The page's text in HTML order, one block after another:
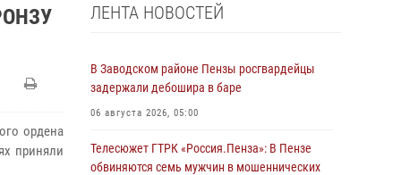
ордена
приняли
ЛЕНТА НОВОСТЕЙ
В Заводском районе Пензы росгвардейцы
задержали дебошира в баре
06 августа 2026, 05:00
Телесюжет ГТРК «Россия.Пенза»: В Пензе
обвиняются семь мужчин в мошеннических